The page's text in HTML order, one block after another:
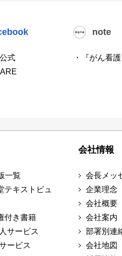
式
note
・『がん看
一覧
テキストビュ
付き書籍
サービス
ービス
会社情報
会長メッ
企業理念
会社概要
会社案内
部署別連
会社地図